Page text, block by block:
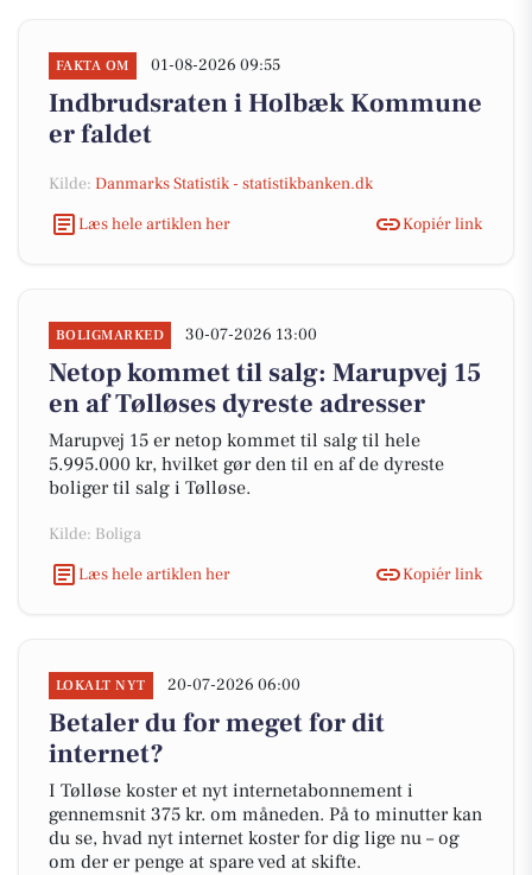
FAKTA OM 01-08-2026 09:55
Indbrudsraten i Holbæk Kommune
er faldet
Kilde: Danmarks Statistik - statistikbanken.dk
Læs hele artiklen her
Kopiér link
BOLIGMARKED 30-07-2026 13:00
Netop kommet til salg: Marupvej 15
en af Tølløses dyreste adresser
Marupvej 15 er netop kommet til salg til hele
5.995.000 kr, hvilket gør den til en af de dyreste
boliger til salg i Tølløse.
Kilde: Boliga
Læs hele artiklen her
Kopiér link
LOKALT NYT 20-07-2026 06:00
Betaler du for meget for dit
internet?
I Tølløse koster et nyt internetabonnement i
gennemsnit 375 kr. om måneden. På to minutter kan
du se, hvad nyt internet koster for dig lige nu – og
om der er penge at spare ved at skifte.